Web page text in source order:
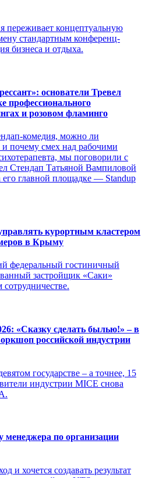
переживает концептуальную
стандартным конференц-
бизнеса и отдыха.
основатели Тревел
профессионального
и розовом фламинго
комедия, можно ли
и почему смех над рабочими
мы поговорили с
Стендап Татьяной Вампиловой
главной площадке — Standup
курортным кластером
в Крыму
федеральный гостиничный
застройщик «Саки»
сотрудничестве.
«Сказку сделать былью!» – в
российской индустрии
государстве – а точнее, 15
индустрии MICE снова
менеджера по организации
и хочется создавать результат